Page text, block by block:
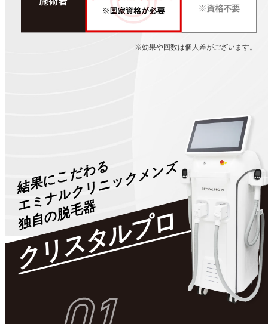
※効果や回数は個人差がございます。
結果にこだわる
エミナルクリニックメンズ
独自の脱毛器
クリスタルプロ